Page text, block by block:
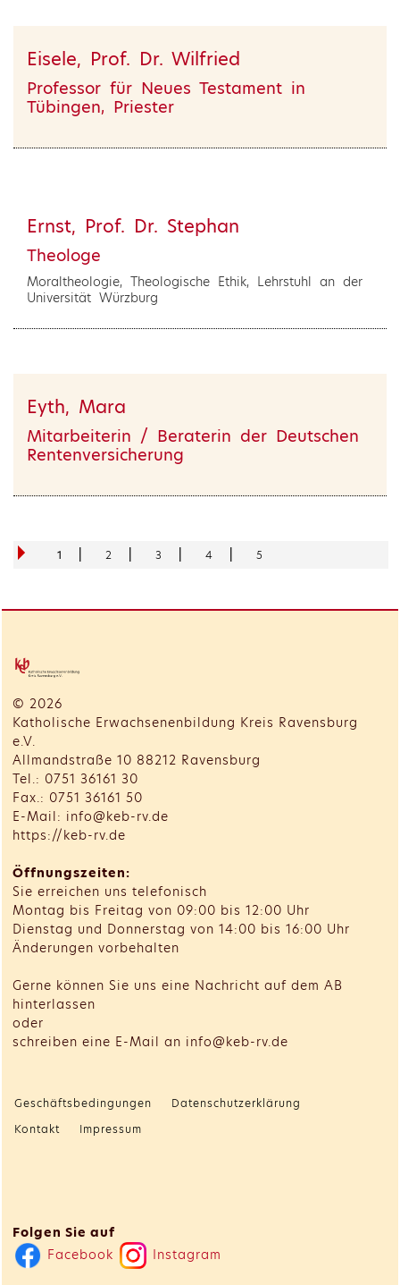
Eisele, Prof. Dr. Wilfried
Professor für Neues Testament in
Tübingen, Priester
Ernst, Prof. Dr. Stephan
Theologe
Moraltheologie, Theologische Ethik, Lehrstuhl an der
Universität Würzburg
Eyth, Mara
Mitarbeiterin / Beraterin der Deutschen
Rentenversicherung
1 2 3 4 5
© 2026
Katholische Erwachsenenbildung Kreis Ravensburg
e.V.
Allmandstraße 10 88212 Ravensburg
Tel.: 0751 36161 30
Fax.: 0751 36161 50
E-Mail: info@keb-rv.de
https://keb-rv.de
Öffnungszeiten:
Sie erreichen uns telefonisch
Montag bis Freitag von 09:00 bis 12:00 Uhr
Dienstag und Donnerstag von 14:00 bis 16:00 Uhr
Änderungen vorbehalten
Gerne können Sie uns eine Nachricht auf dem AB
hinterlassen
oder
schreiben eine E-Mail an info@keb-rv.de
Geschäftsbedingungen
Datenschutzerklärung
Kontakt
Impressum
Folgen Sie auf
Facebook
Instagram